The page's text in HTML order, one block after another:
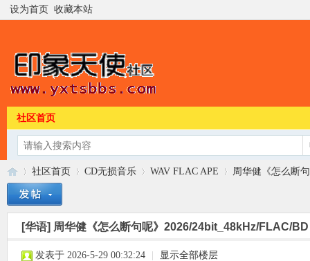
设为首页 收藏本站
社区首页
»
社区首页
›
CD无损音乐
›
WAV FLAC APE
›
周华健《怎么断
[华语] 周华健《怎么断句呢》2026/24bit_48kHz/FLAC/BD
发表于 2026-5-29 00:32:24 显示全部楼层